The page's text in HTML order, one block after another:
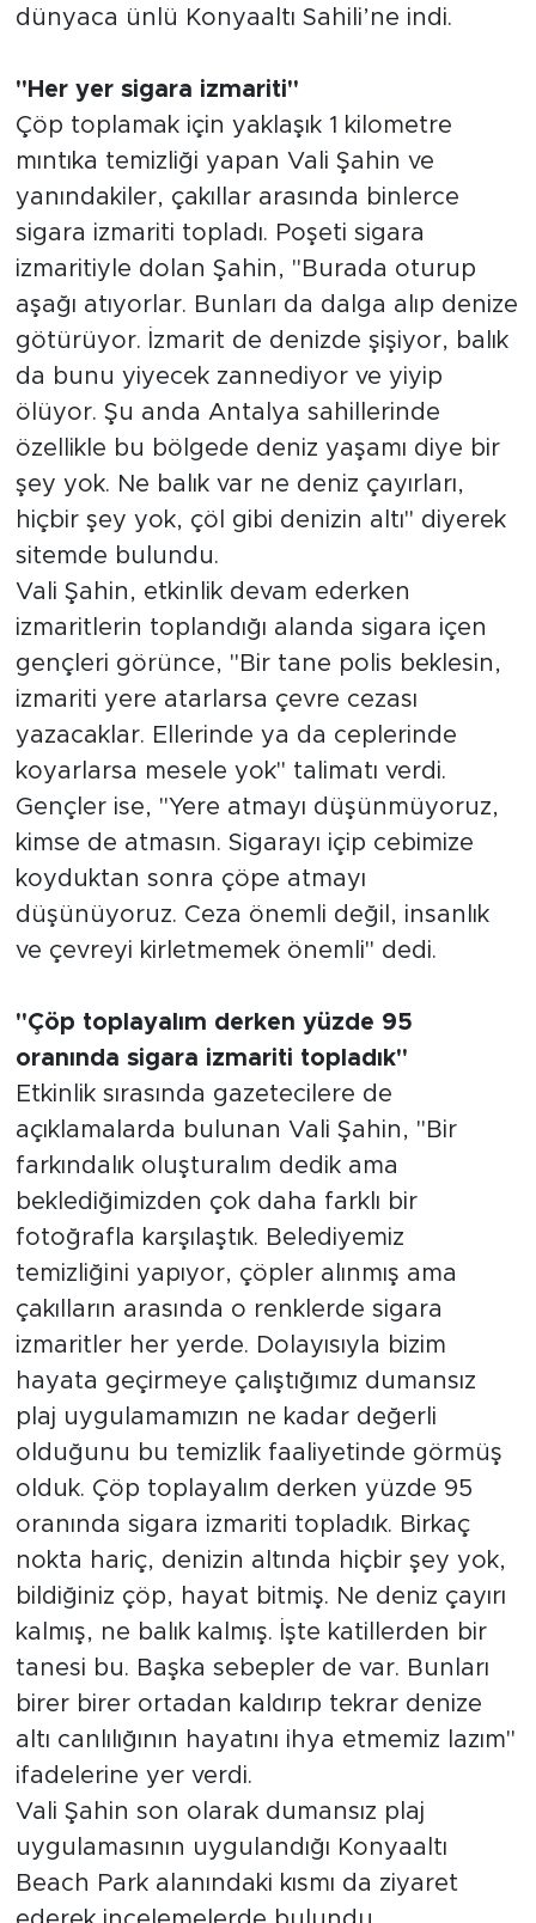
dünyaca ünlü Konyaaltı Sahili’ne indi.
"Her yer sigara izmariti"
Çöp toplamak için yaklaşık 1 kilometre
mıntıka temizliği yapan Vali Şahin ve
yanındakiler, çakıllar arasında binlerce
sigara izmariti topladı. Poşeti sigara
izmaritiyle dolan Şahin, "Burada oturup
aşağı atıyorlar. Bunları da dalga alıp denize
götürüyor. İzmarit de denizde şişiyor, balık
da bunu yiyecek zannediyor ve yiyip
ölüyor. Şu anda Antalya sahillerinde
özellikle bu bölgede deniz yaşamı diye bir
şey yok. Ne balık var ne deniz çayırları,
hiçbir şey yok, çöl gibi denizin altı" diyerek
sitemde bulundu.
Vali Şahin, etkinlik devam ederken
izmaritlerin toplandığı alanda sigara içen
gençleri görünce, "Bir tane polis beklesin,
izmariti yere atarlarsa çevre cezası
yazacaklar. Ellerinde ya da ceplerinde
koyarlarsa mesele yok" talimatı verdi.
Gençler ise, "Yere atmayı düşünmüyoruz,
kimse de atmasın. Sigarayı içip cebimize
koyduktan sonra çöpe atmayı
düşünüyoruz. Ceza önemli değil, insanlık
ve çevreyi kirletmemek önemli" dedi.
"Çöp toplayalım derken yüzde 95
oranında sigara izmariti topladık"
Etkinlik sırasında gazetecilere de
açıklamalarda bulunan Vali Şahin, "Bir
farkındalık oluşturalım dedik ama
beklediğimizden çok daha farklı bir
fotoğrafla karşılaştık. Belediyemiz
temizliğini yapıyor, çöpler alınmış ama
çakılların arasında o renklerde sigara
izmaritler her yerde. Dolayısıyla bizim
hayata geçirmeye çalıştığımız dumansız
plaj uygulamamızın ne kadar değerli
olduğunu bu temizlik faaliyetinde görmüş
olduk. Çöp toplayalım derken yüzde 95
oranında sigara izmariti topladık. Birkaç
nokta hariç, denizin altında hiçbir şey yok,
bildiğiniz çöp, hayat bitmiş. Ne deniz çayırı
kalmış, ne balık kalmış. İşte katillerden bir
tanesi bu. Başka sebepler de var. Bunları
birer birer ortadan kaldırıp tekrar denize
altı canlılığının hayatını ihya etmemiz lazım"
ifadelerine yer verdi.
Vali Şahin son olarak dumansız plaj
uygulamasının uygulandığı Konyaaltı
Beach Park alanındaki kısmı da ziyaret